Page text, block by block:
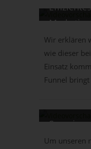
Erstinfos!
Effizientes
Marketing
= Kein
Geld
- Online
Wir erklären
wie dieser
Einsatz
Funnel bringt
Vlog 0-
Neue
-
Sourcing
von
Um unseren
tricoma